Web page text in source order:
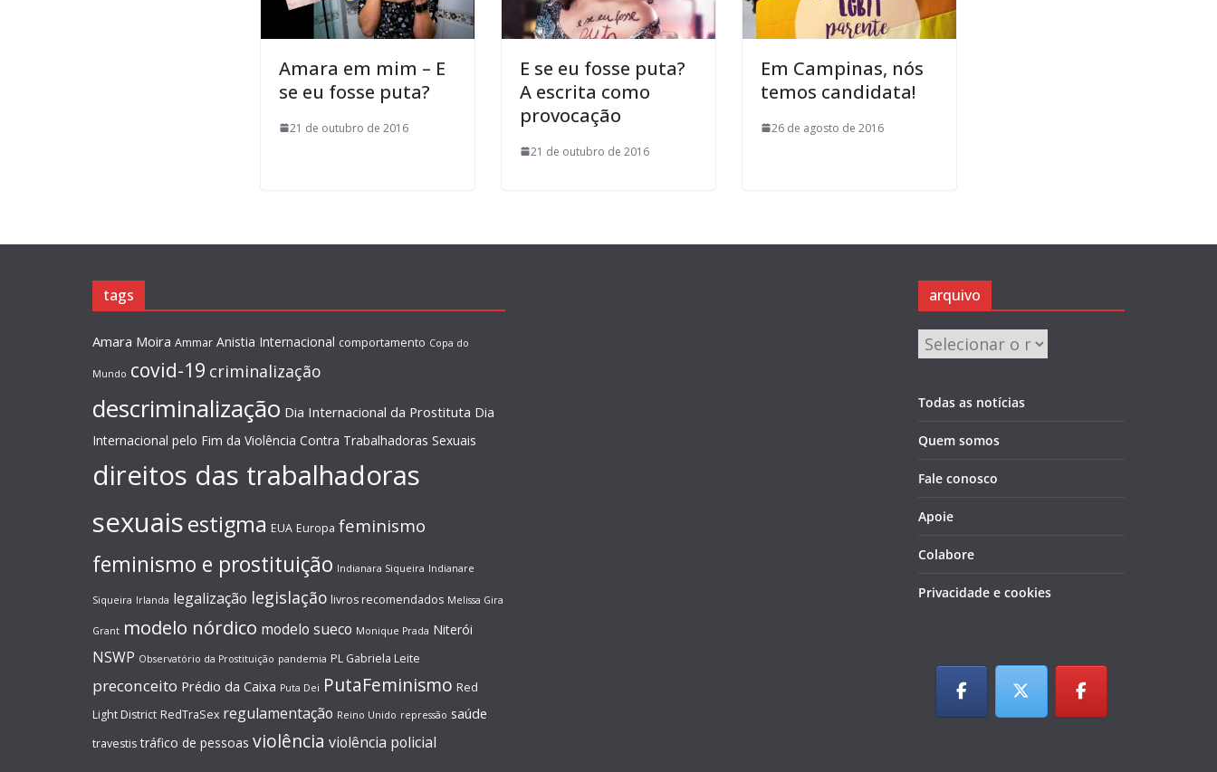
Amara em mim – E
se eu fosse puta?
21 de outubro de 2016
E se eu fosse puta?
A escrita como
provocação
21 de outubro de 2016
Em Campinas, nós
temos candidata!
26 de agosto de 2016
tags
Amara Moira Ammar Anistia Internacional comportamento Copa do
Mundo covid-19 criminalização
descriminalização Dia Internacional da Prostituta Dia
Internacional pelo Fim da Violência Contra Trabalhadoras Sexuais
direitos das trabalhadoras
sexuaisestigma EUA Europa feminismo
feminismo e prostituição Indianara Siqueira Indianare
Siqueira Irlanda legalização legislação livros recomendados Melissa Gira
Grant modelo nórdico modelo sueco Monique Prada Niterói
NSWP Observatório da Prostituição pandemia PL Gabriela Leite
preconceito Prédio da Caixa Puta Dei PutaFeminismo Red
Light District RedTraSex regulamentação Reino Unido repressão saúde
travestis tráfico de pessoas violência violência policial
arquivo
arquivo
Todas as notícias
Quem somos
Fale conosco
Apoie
Colabore
Privacidade e cookies